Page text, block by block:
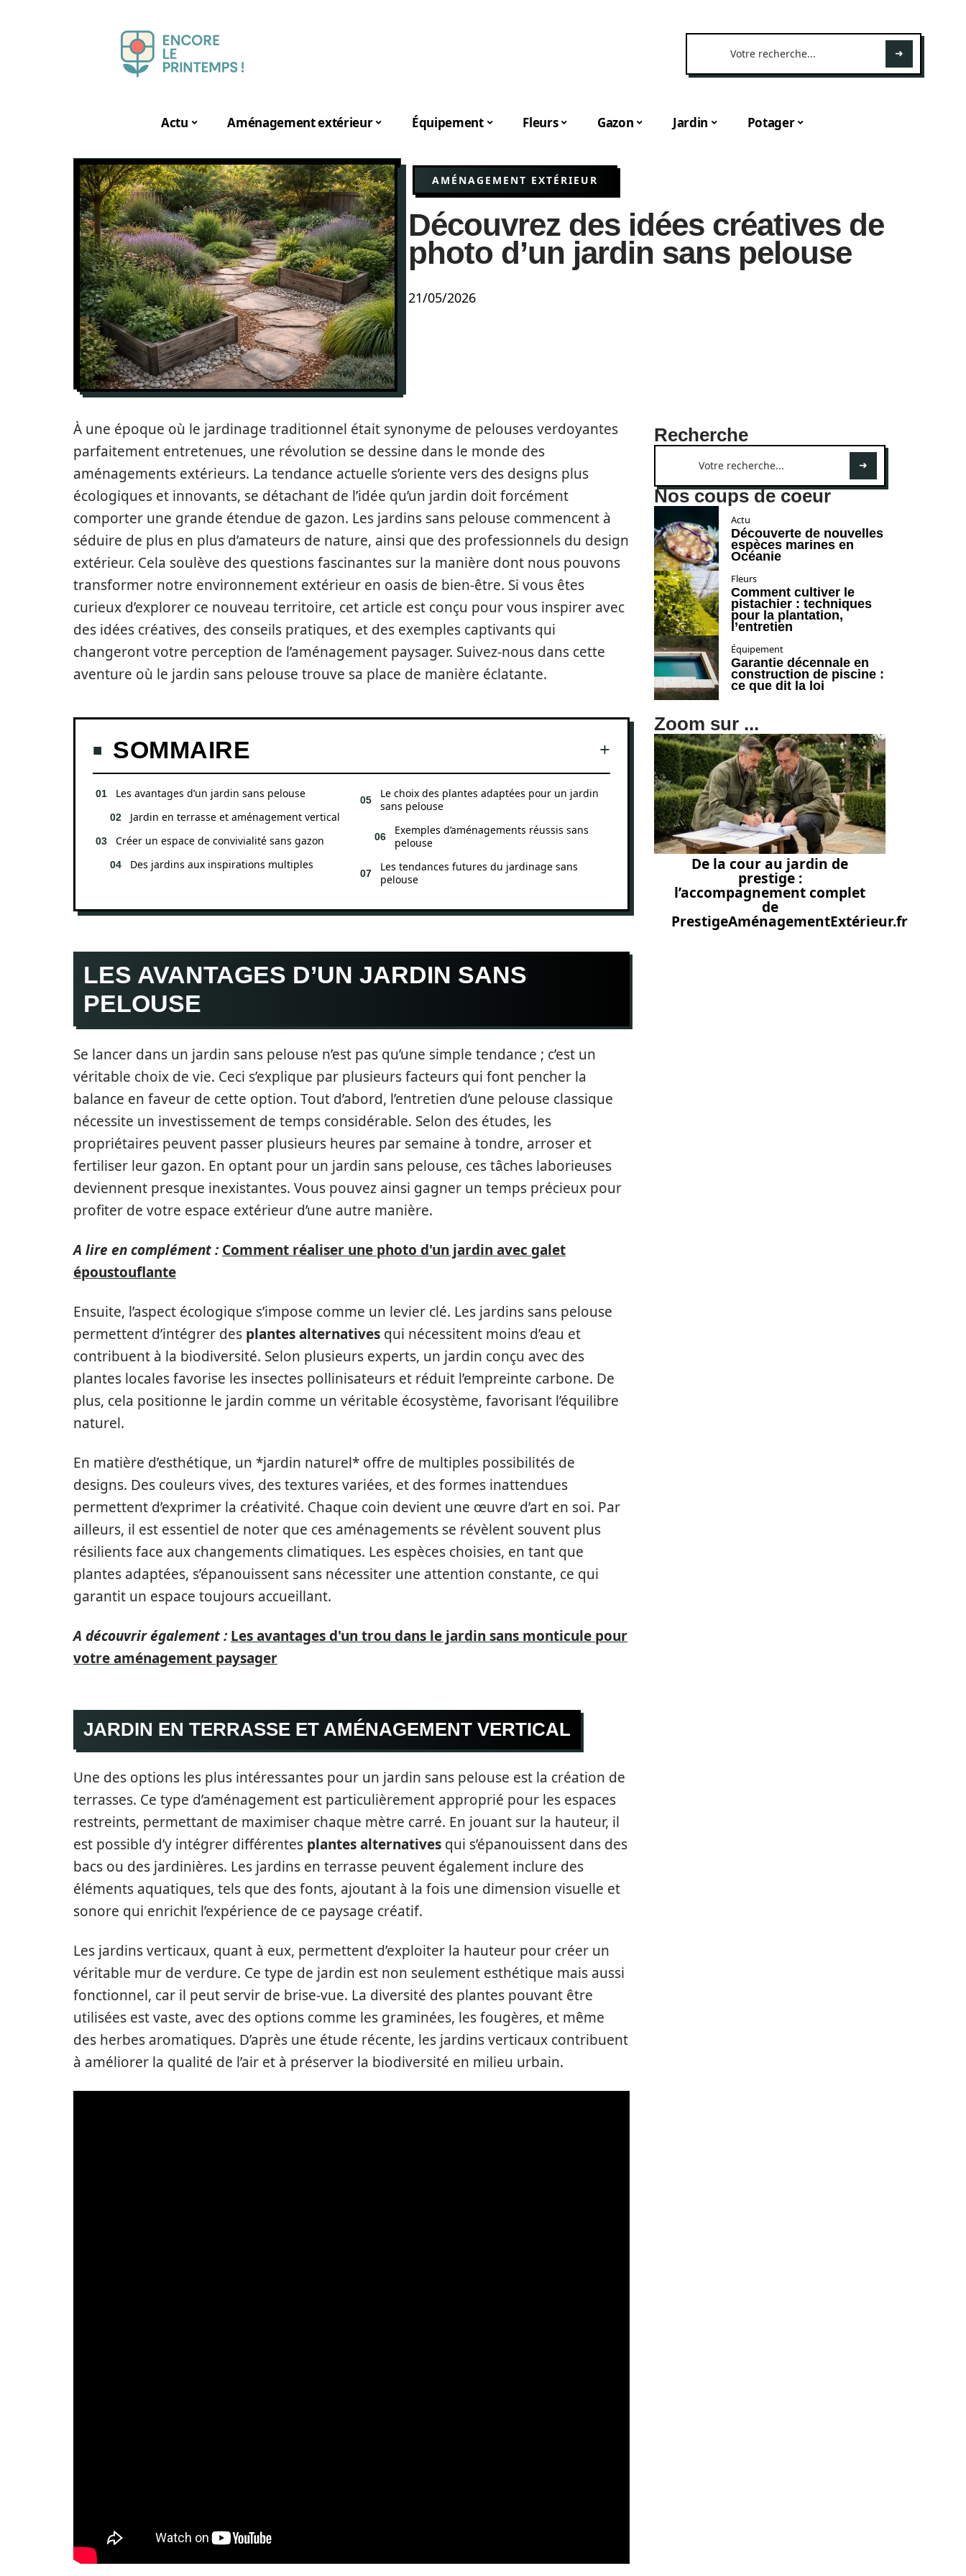
Actu Aménagement extérieur Équipement Fleurs Gazon Jardin Potager
AMÉNAGEMENT EXTÉRIEUR
Découvrez des idées créatives de
photo d’un jardin sans pelouse
21/05/2026
À une époque où le jardinage traditionnel était synonyme de pelouses verdoyantes
parfaitement entretenues, une révolution se dessine dans le monde des
aménagements extérieurs. La tendance actuelle s’oriente vers des designs plus
écologiques et innovants, se détachant de l’idée qu’un jardin doit forcément
comporter une grande étendue de gazon. Les jardins sans pelouse commencent à
séduire de plus en plus d’amateurs de nature, ainsi que des professionnels du design
extérieur. Cela soulève des questions fascinantes sur la manière dont nous pouvons
transformer notre environnement extérieur en oasis de bien-être. Si vous êtes
curieux d’explorer ce nouveau territoire, cet article est conçu pour vous inspirer avec
des idées créatives, des conseils pratiques, et des exemples captivants qui
changeront votre perception de l’aménagement paysager. Suivez-nous dans cette
aventure où le jardin sans pelouse trouve sa place de manière éclatante.
SOMMAIRE
Les avantages d’un jardin sans pelouse
Jardin en terrasse et aménagement vertical
Créer un espace de convivialité sans gazon
Des jardins aux inspirations multiples
Le choix des plantes adaptées pour un jardin
sans pelouse
Exemples d’aménagements réussis sans
pelouse
Les tendances futures du jardinage sans
pelouse
LES AVANTAGES D’UN JARDIN SANS
PELOUSE
Se lancer dans un jardin sans pelouse n’est pas qu’une simple tendance ; c’est un
véritable choix de vie. Ceci s’explique par plusieurs facteurs qui font pencher la
balance en faveur de cette option. Tout d’abord, l’entretien d’une pelouse classique
nécessite un investissement de temps considérable. Selon des études, les
propriétaires peuvent passer plusieurs heures par semaine à tondre, arroser et
fertiliser leur gazon. En optant pour un jardin sans pelouse, ces tâches laborieuses
deviennent presque inexistantes. Vous pouvez ainsi gagner un temps précieux pour
profiter de votre espace extérieur d’une autre manière.
A lire en complément : Comment réaliser une photo d'un jardin avec galet
époustouflante
Ensuite, l’aspect écologique s’impose comme un levier clé. Les jardins sans pelouse
permettent d’intégrer des plantes alternatives qui nécessitent moins d’eau et
contribuent à la biodiversité. Selon plusieurs experts, un jardin conçu avec des
plantes locales favorise les insectes pollinisateurs et réduit l’empreinte carbone. De
plus, cela positionne le jardin comme un véritable écosystème, favorisant l’équilibre
naturel.
En matière d’esthétique, un *jardin naturel* offre de multiples possibilités de
designs. Des couleurs vives, des textures variées, et des formes inattendues
permettent d’exprimer la créativité. Chaque coin devient une œuvre d’art en soi. Par
ailleurs, il est essentiel de noter que ces aménagements se révèlent souvent plus
résilients face aux changements climatiques. Les espèces choisies, en tant que
plantes adaptées, s’épanouissent sans nécessiter une attention constante, ce qui
garantit un espace toujours accueillant.
A découvrir également : Les avantages d'un trou dans le jardin sans monticule pour
votre aménagement paysager
JARDIN EN TERRASSE ET AMÉNAGEMENT VERTICAL
Une des options les plus intéressantes pour un jardin sans pelouse est la création de
terrasses. Ce type d’aménagement est particulièrement approprié pour les espaces
restreints, permettant de maximiser chaque mètre carré. En jouant sur la hauteur, il
est possible d’y intégrer différentes plantes alternatives qui s’épanouissent dans des
bacs ou des jardinières. Les jardins en terrasse peuvent également inclure des
éléments aquatiques, tels que des fonts, ajoutant à la fois une dimension visuelle et
sonore qui enrichit l’expérience de ce paysage créatif.
Les jardins verticaux, quant à eux, permettent d’exploiter la hauteur pour créer un
véritable mur de verdure. Ce type de jardin est non seulement esthétique mais aussi
fonctionnel, car il peut servir de brise-vue. La diversité des plantes pouvant être
utilisées est vaste, avec des options comme les graminées, les fougères, et même
des herbes aromatiques. D’après une étude récente, les jardins verticaux contribuent
à améliorer la qualité de l’air et à préserver la biodiversité en milieu urbain.
Recherche
Nos coups de coeur
Actu
Découverte de nouvelles
espèces marines en
Océanie
Fleurs
Comment cultiver le
pistachier : techniques
pour la plantation,
l’entretien
Équipement
Garantie décennale en
construction de piscine :
ce que dit la loi
Zoom sur ...
De la cour au jardin de
prestige :
l’accompagnement complet
de
PrestigeAménagementExtérieur.fr